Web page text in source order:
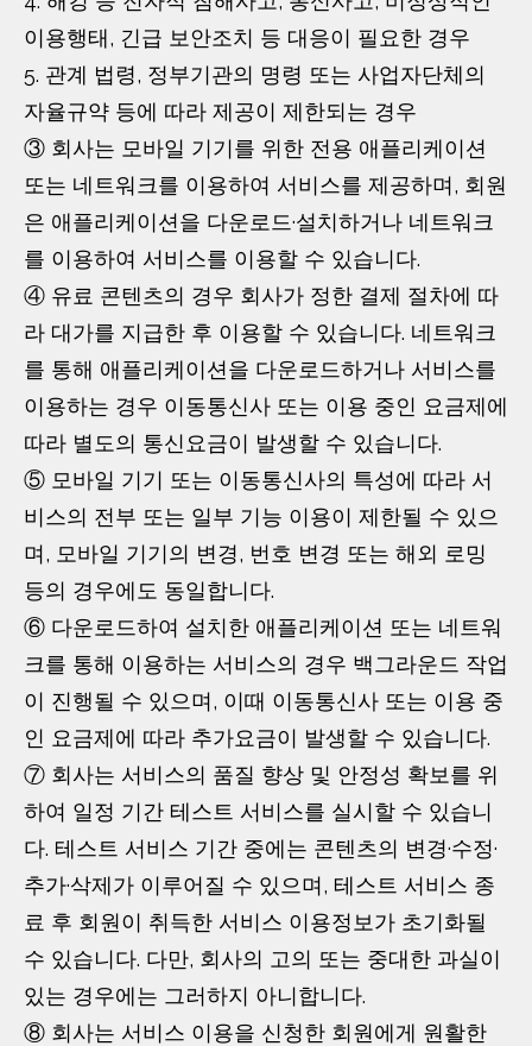
이용행태, 긴급 보안조치 등 대응이 필요한 경우
5. 관계 법령, 정부기관의 명령 또는 사업자단체의
자율규약 등에 따라 제공이 제한되는 경우
③ 회사는 모바일 기기를 위한 전용 애플리케이션
또는 네트워크를 이용하여 서비스를 제공하며, 회원
은 애플리케이션을 다운로드·설치하거나 네트워크
를 이용하여 서비스를 이용할 수 있습니다.
④ 유료 콘텐츠의 경우 회사가 정한 결제 절차에 따
라 대가를 지급한 후 이용할 수 있습니다. 네트워크
를 통해 애플리케이션을 다운로드하거나 서비스를
이용하는 경우 이동통신사 또는 이용 중인 요금제에
따라 별도의 통신요금이 발생할 수 있습니다.
⑤ 모바일 기기 또는 이동통신사의 특성에 따라 서
비스의 전부 또는 일부 기능 이용이 제한될 수 있으
며, 모바일 기기의 변경, 번호 변경 또는 해외 로밍
등의 경우에도 동일합니다.
⑥ 다운로드하여 설치한 애플리케이션 또는 네트워
크를 통해 이용하는 서비스의 경우 백그라운드 작업
이 진행될 수 있으며, 이때 이동통신사 또는 이용 중
인 요금제에 따라 추가요금이 발생할 수 있습니다.
⑦ 회사는 서비스의 품질 향상 및 안정성 확보를 위
하여 일정 기간 테스트 서비스를 실시할 수 있습니
다. 테스트 서비스 기간 중에는 콘텐츠의 변경·수정·
추가·삭제가 이루어질 수 있으며, 테스트 서비스 종
료 후 회원이 취득한 서비스 이용정보가 초기화될
수 있습니다. 다만, 회사의 고의 또는 중대한 과실이
있는 경우에는 그러하지 아니합니다.
⑧ 회사는 서비스 이용을 신청한 회원에게 원활한